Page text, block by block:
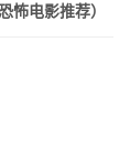
怖电影推荐）